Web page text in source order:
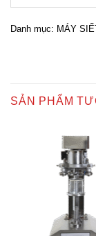
Danh mục: MÁY
SẢN PHẨM